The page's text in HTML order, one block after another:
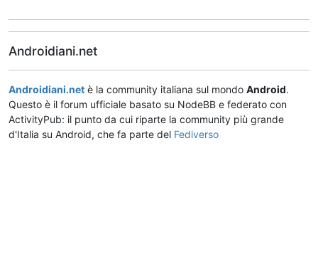
Androidiani.net
Androidiani.net è la community italiana sul mondo Android.
Questo è il forum ufficiale basato su NodeBB e federato con
ActivityPub: il punto da cui riparte la community più grande
d'Italia su Android, che fa parte del Fediverso